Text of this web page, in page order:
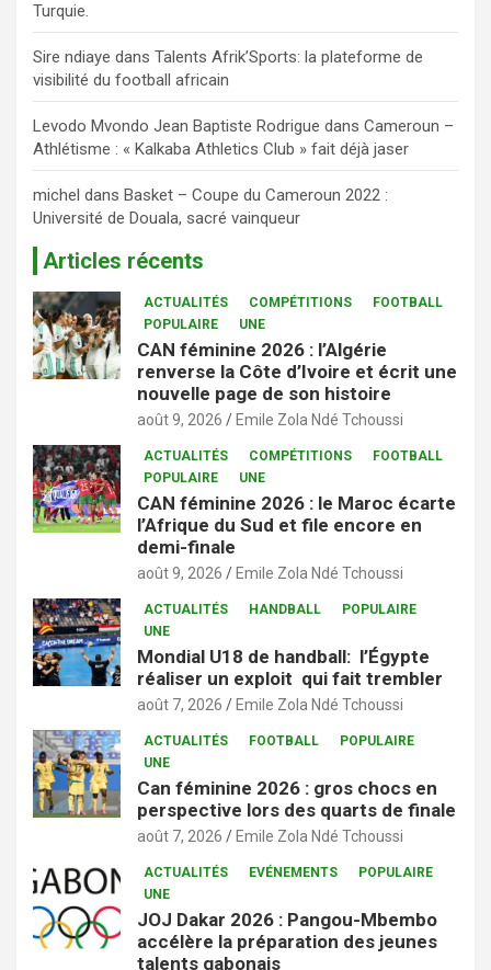
Turquie.
Sire ndiaye dans Talents Afrik’Sports: la plateforme de
visibilité du football africain
Levodo Mvondo Jean Baptiste Rodrigue dans Cameroun –
Athlétisme : « Kalkaba Athletics Club » fait déjà jaser
michel dans Basket – Coupe du Cameroun 2022 :
Université de Douala, sacré vainqueur
Articles récents
ACTUALITÉS COMPÉTITIONS
FOOTBALL
POPULAIRE
UNE
CAN féminine 2026 : l’Algérie
renverse la Côte d’Ivoire et écrit une
nouvelle page de son histoire
août 9, 2026 Emile Zola Ndé Tchoussi
ACTUALITÉS COMPÉTITIONS
FOOTBALL
POPULAIRE
UNE
CAN féminine 2026 : le Maroc écarte
l’Afrique du Sud et file encore en
demi-finale
août 9, 2026 Emile Zola Ndé Tchoussi
ACTUALITÉS HANDBALL
POPULAIRE
UNE
Mondial U18 de handball: l’Égypte
réaliser un exploit qui fait trembler
août 7, 2026 Emile Zola Ndé Tchoussi
ACTUALITÉS FOOTBALL
POPULAIRE
UNE
Can féminine 2026 : gros chocs en
perspective lors des quarts de finale
août 7, 2026 Emile Zola Ndé Tchoussi
ACTUALITÉS EVÉNEMENTS
POPULAIRE
UNE
JOJ Dakar 2026 : Pangou-Mbembo
accélère la préparation des jeunes
talents gabonais